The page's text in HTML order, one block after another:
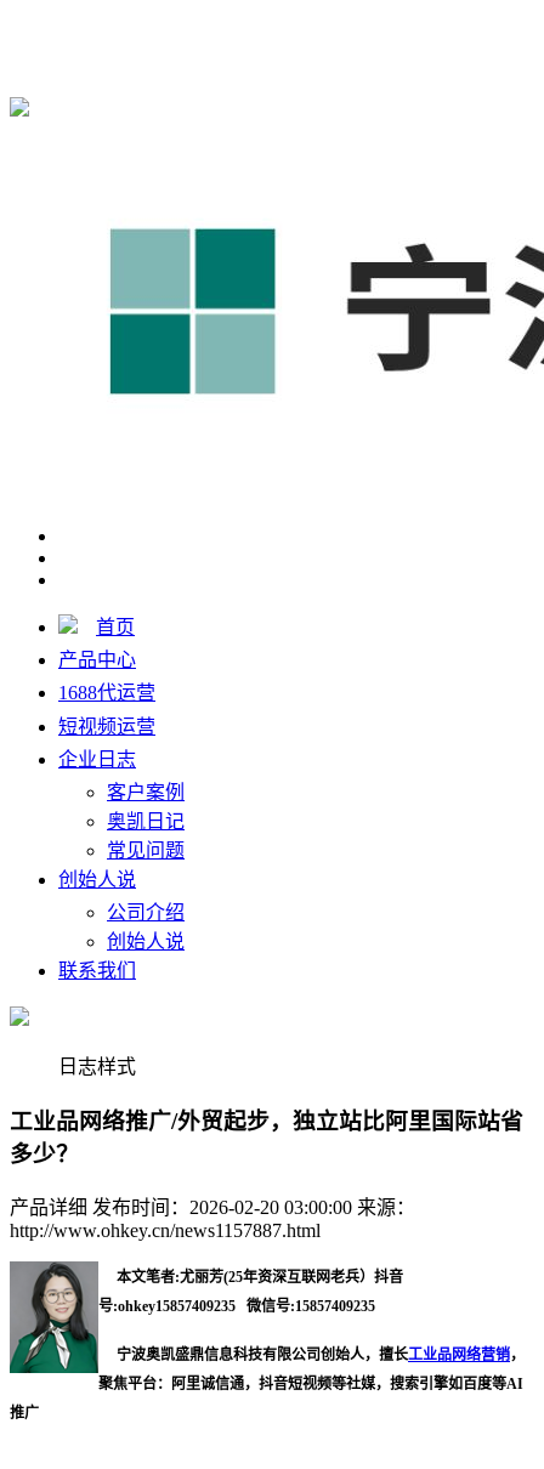
首页
产品中心
1688代运营
短视频运营
企业日志
客户案例
奥凯日记
常见问题
创始人说
公司介绍
创始人说
联系我们
日志样式
工业品网络推广/外贸起步，独立站比阿里国际站省
多少？
产品详细 发布时间：2026-02-20 03:00:00 来源：
http://www.ohkey.cn/news1157887.html
本文笔者:尤丽芳(25年资深互联网老兵）抖音
号:ohkey15857409235 微信号:15857409235
宁波奥凯盛鼎信息科技有限公司创始人，擅长工业品网络营销，
聚焦平台：阿里诚信通，抖音短视频等社媒，搜索引擎如百度等AI
推广